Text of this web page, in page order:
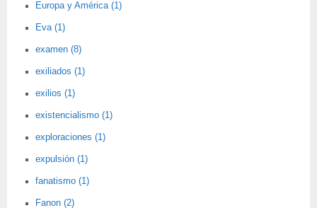
Europa y América (1)
Eva (1)
examen (8)
exiliados (1)
exilios (1)
existencialismo (1)
exploraciones (1)
expulsión (1)
fanatismo (1)
Fanon (2)